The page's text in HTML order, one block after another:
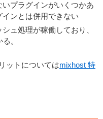
プラグインがいくつかあ
ンとは併用できない
ュ処理が稼働しており、
。
ットについてはmixhost 特